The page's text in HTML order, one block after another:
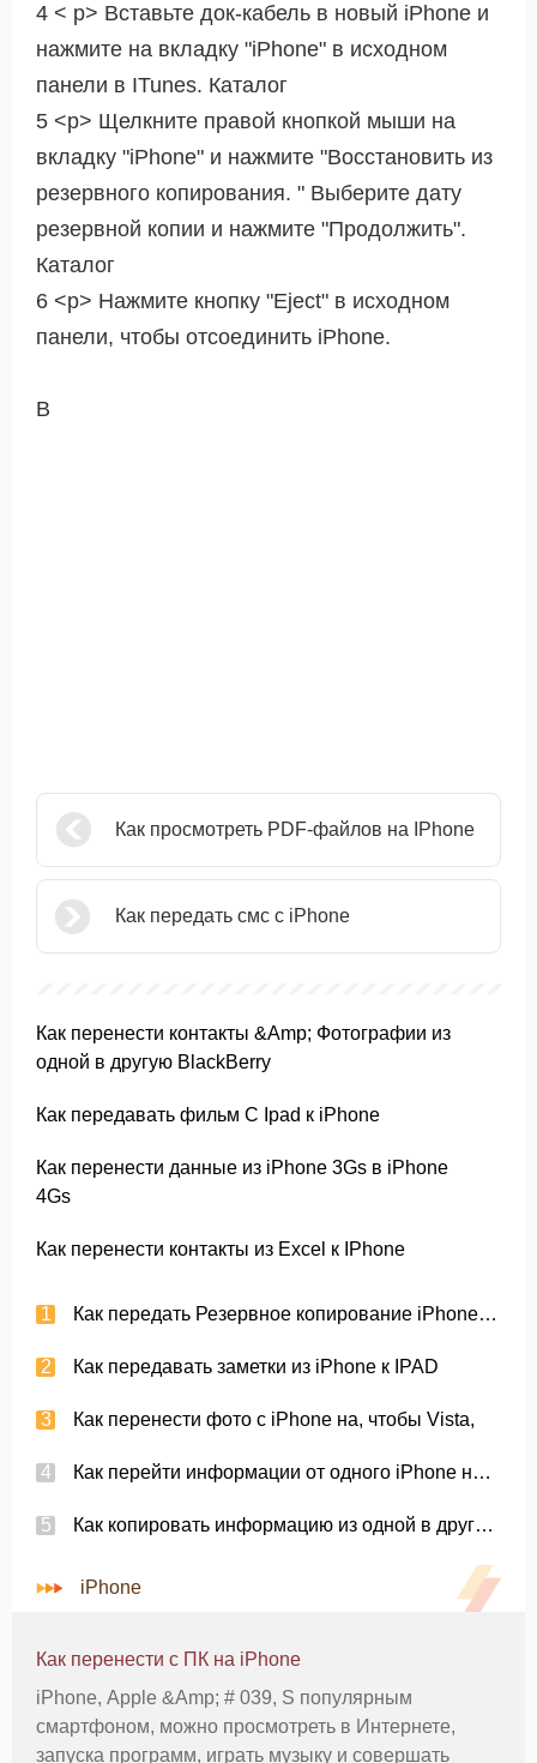
4 < р> Вставьте док-кабель в новый iPhone и
нажмите на вкладку "iPhone" в исходном
панели в ITunes. Каталог
5 <р> Щелкните правой кнопкой мыши на
вкладку "iPhone" и нажмите "Восстановить из
резервного копирования. " Выберите дату
резервной копии и нажмите "Продолжить".
Каталог
6 <р> Нажмите кнопку "Eject" в исходном
панели, чтобы отсоединить iPhone.
В
Как просмотреть PDF-файлов на IPhone
Как передать смс с iPhone
Как перенести контакты &Amp; Фотографии из
одной в другую BlackBerry
Как передавать фильм С Ipad к iPhone
Как перенести данные из iPhone 3Gs в iPhone
4Gs
Как перенести контакты из Excel к IPhone
Как передать Резервное копирование iPhone с одного компьютера на другой
Как передавать заметки из iPhone к IPAD
Как перенести фото с iPhone на, чтобы Vista,
Как перейти информации от одного iPhone на другой
Как копировать информацию из одной в другую iPhone
iPhone
Как перенести с ПК на iPhone
iPhone, Apple &Amp; # 039, S популярным
смартфоном, можно просмотреть в Интернете,
запуска программ, играть музыку и совершать